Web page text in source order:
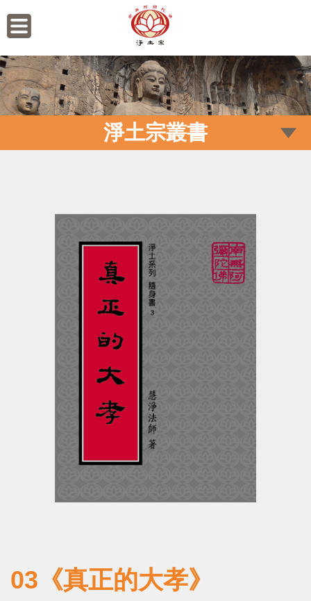
淨土宗叢書
03《真正的大孝》